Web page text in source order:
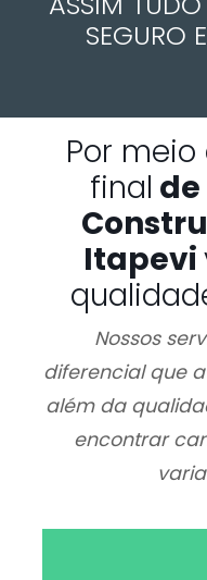
SEGURO
Por
final
Itapevi
Nossos
diferencial que
além da
encontrar